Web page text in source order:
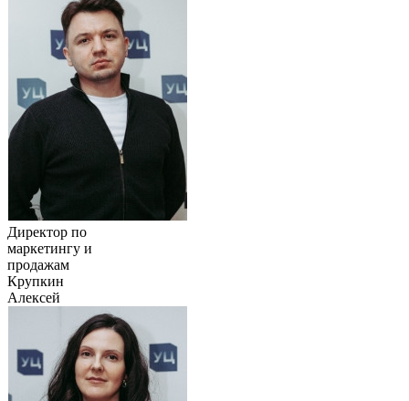
Директор по
маркетингу и
продажам
Крупкин
Алексей